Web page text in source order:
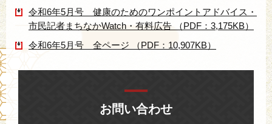
令和6年5月号 健康のためのワンポイントアドバイス・
市民記者まちなかWatch・有料広告 （PDF：3,175KB）
令和6年5月号 全ページ （PDF：10,907KB）
お問い合わせ